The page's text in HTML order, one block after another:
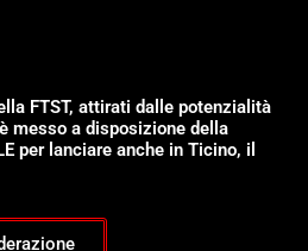
FTST, attirati dalle potenzialità
messo a disposizione della
per lanciare anche in Ticino, il